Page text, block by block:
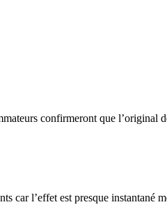
confirmeront que l’original
car l’effet est presque